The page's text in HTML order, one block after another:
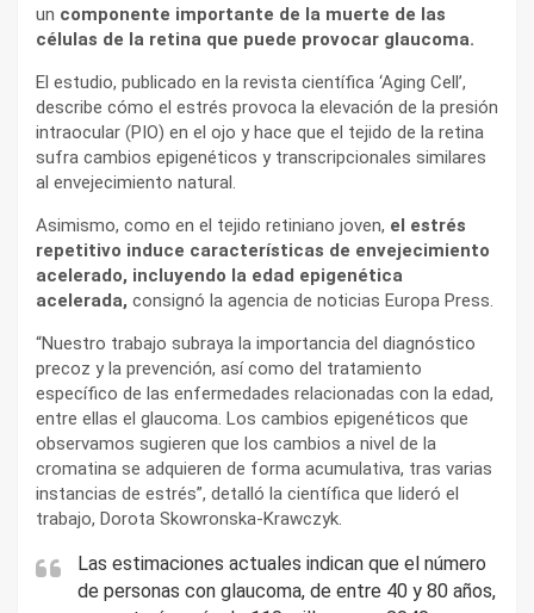
un componente importante de la muerte de las
células de la retina que puede provocar glaucoma.
El estudio, publicado en la revista científica ‘Aging Cell’,
describe cómo el estrés provoca la elevación de la presión
intraocular (PIO) en el ojo y hace que el tejido de la retina
sufra cambios epigenéticos y transcripcionales similares
al envejecimiento natural.
Asimismo, como en el tejido retiniano joven, el estrés
repetitivo induce características de envejecimiento
acelerado, incluyendo la edad epigenética
acelerada, consignó la agencia de noticias Europa Press.
“Nuestro trabajo subraya la importancia del diagnóstico
precoz y la prevención, así como del tratamiento
específico de las enfermedades relacionadas con la edad,
entre ellas el glaucoma. Los cambios epigenéticos que
observamos sugieren que los cambios a nivel de la
cromatina se adquieren de forma acumulativa, tras varias
instancias de estrés”, detalló la científica que lideró el
trabajo, Dorota Skowronska-Krawczyk.
Las estimaciones actuales indican que el número
de personas con glaucoma, de entre 40 y 80 años,